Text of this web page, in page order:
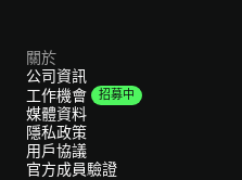
關於
公司資訊
工作機會
招募中
媒體資料
隱私政策
用戶協議
官方成員驗證